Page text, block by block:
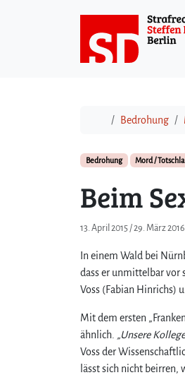
StartBedrohung
Bedrohung Mord /
Beim
13. April 2015 /29. März 2016
In einem Wald bei
dass er unmittelbar vor
Voss (Fabian Hinrichs)
Mit dem ersten
ähnlich. „Unsere
Voss der
lässt sich nicht beirren,